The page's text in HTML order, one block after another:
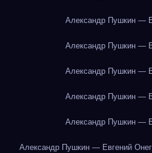
Александр Пушкин —
Александр Пушкин —
Александр Пушкин —
Александр Пушкин —
Александр Пушкин —
Александр Пушкин — Евгений